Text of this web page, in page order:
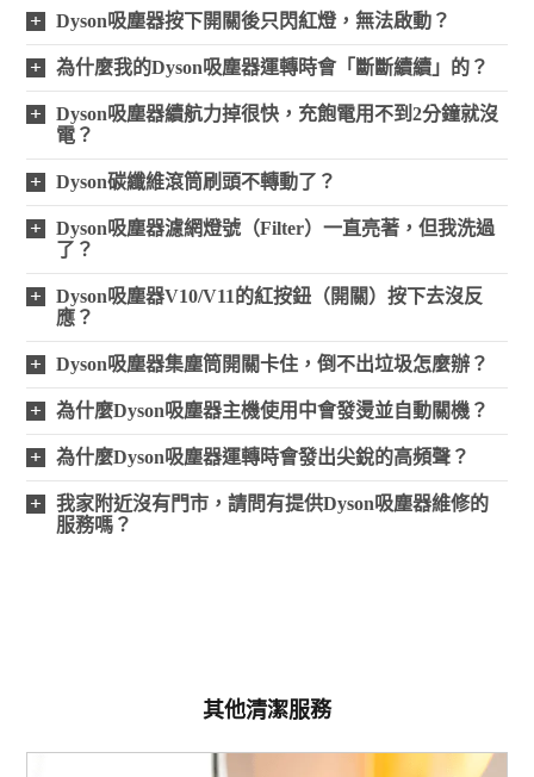
Dyson吸塵器按下開關後只閃紅燈，無法啟動？
為什麼我的Dyson吸塵器運轉時會「斷斷續續」的？
Dyson吸塵器續航力掉很快，充飽電用不到2分鐘就沒
電？
Dyson碳纖維滾筒刷頭不轉動了？
Dyson吸塵器濾網燈號（Filter）一直亮著，但我洗過
了？
Dyson吸塵器V10/V11的紅按鈕（開關）按下去沒反
應？
Dyson吸塵器集塵筒開關卡住，倒不出垃圾怎麼辦？
為什麼Dyson吸塵器主機使用中會發燙並自動關機？
為什麼Dyson吸塵器運轉時會發出尖銳的高頻聲？
我家附近沒有門市，請問有提供Dyson吸塵器維修的
服務嗎？
其他清潔服務